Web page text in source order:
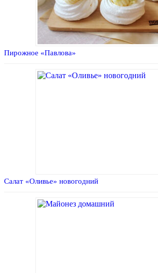
Пирожное «Павлова»
Салат «Оливье» новогодний